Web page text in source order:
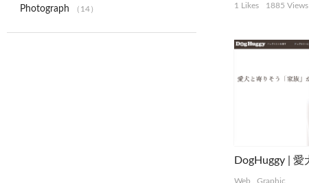
1 Likes 1885 Views
Web Graphic
Photograph （14）